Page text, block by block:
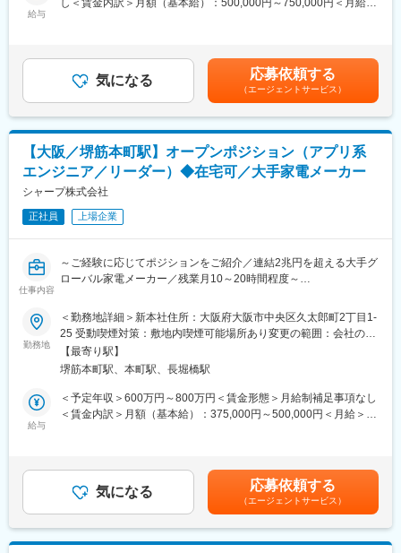
開する企画・設計・開発・保守
■募集背景：
・シャープはモノづくりとデジタル化を融合した新しいビジネス
20代・30代の若いメンバーが中心となって新しい技術ソリューシ
ョンの検証、企画の構想、アーキテクチャの設計、システムの導
入などを行い、次の10年を支えるITサービスの実現に日々取り組
現在、SE組織の大幅な強化を進めており、ITエンジニア、プロジ
ェクトマネージャーの積極採用を進めています。
■当社について：
・最終利益は、大幅な増益となり、営業利益は大きく改善し、
・先端技術に積極投資し、成長領域での事業機会を獲得するとと
もに、事業成長及び企業価値の向上に取り組んでおります。さら
に、投資を拡大することで、収益力の向上を図るとともに、将来
の飛躍に向けた事業変革に挑戦します。
＼＼本求人の魅力・特徴／／
（1）全IT業務の内製化を進めています。社員自らエンジニアの中
に挑戦することができます。エンジニアとして成長を感じること
ができます。
（3）多様なキャリアプランを用意しています。さまざまな分野
（生産、販売、購買、人事、経理、デジタル化アプリケーショ
給与
賃金はあくまでも目安の金額であり、選考を通じて上下する可能
性があります。月給(月額)は固定手当を含めた表記です。
気になる 応募依頼する
（エージェントサービス）
【大阪／堺筋本町駅】オープンポジション（アプリ系
エンジニア／リーダー）◆在宅可／大手家電メーカー
シャープ株式会社
正社員 上場企業
仕事内容
～ご経験に応じてポジションをご紹介／連結2兆円を超える大手グ
ローバル家電メーカー／残業月10～20時間程度～
■業務内容：
・業務アプリケーションプロジェクトリーダー（PL）／業務アプ
リケーションプログラム開発リーダー
・オープン系（Web/Java）開発エンジニア
■募集背景：
・シャープはモノづくりとデジタル化を融合した新しいビジネス
モデルへの変革を推し進めており、なかでも当部門（ITソリュー
20代・30代の若いメンバーが中心となって新しい技術ソリューシ
ョンの検証、企画の構想、アーキテクチャの設計、システムの導
入などを行い、次の10年を支えるITサービスの実現に日々取り組
勤務地
＜勤務地詳細＞新本社住所：大阪府大阪市中央区久太郎町2丁目1-
25 受動喫煙対策：敷地内喫煙可能場所あり変更の範囲：会社の定
める事業所（リモートワーク含む）
【最寄り駅】
堺筋本町駅、本町駅、長堀橋駅
給与
＜予定年収＞600万円～800万円＜賃金形態＞月給制補足事項なし
＜賃金内訳＞月額（基本給）：375,000円～500,000円＜月給＞
賃金はあくまでも目安の金額であり、選考を通じて上下する可能
性があります。月給(月額)は固定手当を含めた表記です。
気になる 応募依頼する
（エージェントサービス）